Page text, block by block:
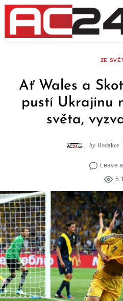
Skip
content
ZE
Ať Wales a
pustí Ukrajinu
světa,
by Redakce
Leave
5.1